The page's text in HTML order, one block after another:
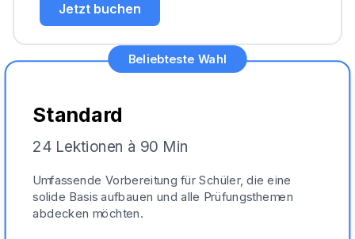
Jetzt buchen
Beliebteste Wahl
Standard
24 Lektionen à 90 Min
Umfassende Vorbereitung für Schüler, die eine
solide Basis aufbauen und alle Prüfungsthemen
abdecken möchten.